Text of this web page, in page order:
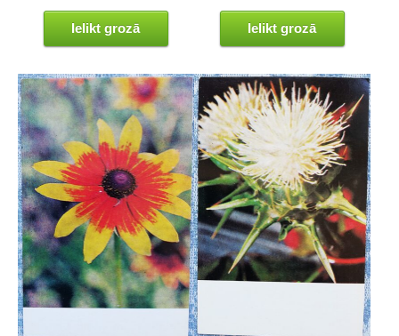
Ielikt grozā Ielikt grozā